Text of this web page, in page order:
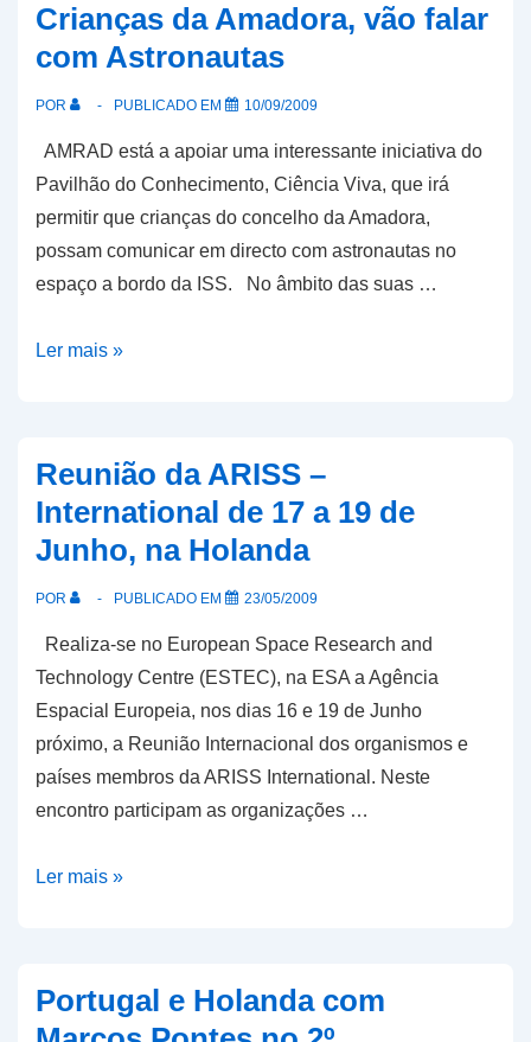
no
concurso
internacional
ARISS
Crianças da Amadora, vão falar
com Astronautas
POR PUBLICADO EM 10/09/2009
AMRAD está a apoiar uma interessante iniciativa do
Pavilhão do Conhecimento, Ciência Viva, que irá
permitir que crianças do concelho da Amadora,
possam comunicar em directo com astronautas no
espaço a bordo da ISS. No âmbito das suas …
Crianças
falar
com
Astronautas
Ler mais »
Reunião da ARISS –
International de 17 a 19 de
Junho, na Holanda
POR PUBLICADO EM 23/05/2009
Realiza-se no European Space Research and
Technology Centre (ESTEC), na ESA a Agência
Espacial Europeia, nos dias 16 e 19 de Junho
próximo, a Reunião Internacional dos organismos e
países membros da ARISS International. Neste
encontro participam as organizações …
Reunião
International
Ler mais »
Portugal e Holanda com